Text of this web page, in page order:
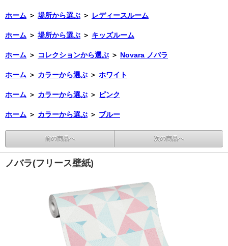
ホーム ＞ 場所から選ぶ ＞ レディースルーム
ホーム ＞ 場所から選ぶ ＞ キッズルーム
ホーム ＞ コレクションから選ぶ ＞ Novara ノバラ
ホーム ＞ カラーから選ぶ ＞ ホワイト
ホーム ＞ カラーから選ぶ ＞ ピンク
ホーム ＞ カラーから選ぶ ＞ ブルー
前の商品へ 次の商品へ
ノバラ(フリース壁紙)